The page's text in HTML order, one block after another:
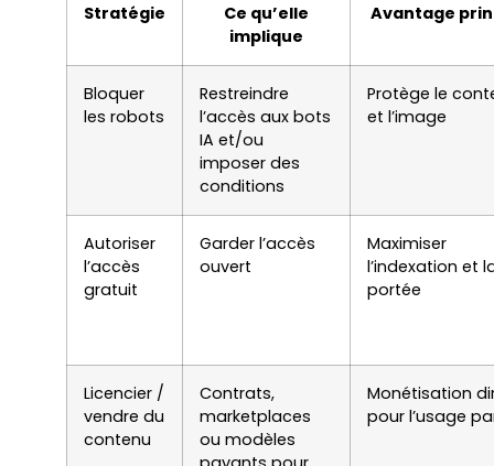
Stratégie
Ce qu’elle
implique
Avantage
Bloquer
les robots
Restreindre
l’accès aux bots
IA et/ou
imposer des
conditions
Protège le
et l’image
Autoriser
l’accès
gratuit
Garder l’accès
ouvert
Maximiser
l’indexation et
portée
Licencier /
vendre du
contenu
Contrats,
marketplaces
ou modèles
Monétisation
pour l’usage